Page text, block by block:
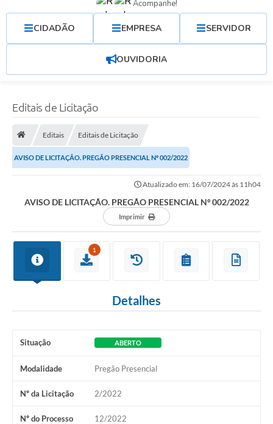
Acompanhe!
CIDADÃO EMPRESA SERVIDOR
OUVIDORIA
Editais de Licitação
Editais Editais de Licitação
AVISO DE LICITAÇÃO. PREGÃO PRESENCIAL Nº 002/2022
Atualizado em: 16/07/2024 às 11h04
AVISO DE LICITAÇÃO. PREGÃO PRESENCIAL Nº 002/2022
Imprimir
1
Detalhes
Situação ABERTO
Modalidade Pregão Presencial
Nº da Licitação 2/2022
Nº do Processo 12/2022